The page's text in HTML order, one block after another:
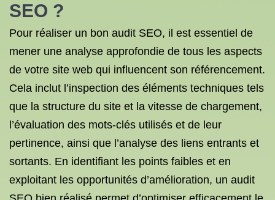
SEO ?
Pour réaliser un bon audit SEO, il est essentiel de
mener une analyse approfondie de tous les aspects
de votre site web qui influencent son référencement.
Cela inclut l’inspection des éléments techniques tels
que la structure du site et la vitesse de chargement,
l’évaluation des mots-clés utilisés et de leur
pertinence, ainsi que l’analyse des liens entrants et
sortants. En identifiant les points faibles et en
exploitant les opportunités d’amélioration, un audit